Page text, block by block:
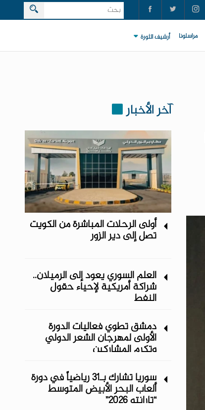
مراسلونا أرشيف الثورة
آخر الأخبار
أولى الرحلات المباشرة من الكويت
تصل إلى دير الزور
العلم السوري يعود إلى الرميلان..
شراكة أمريكية لإحياء حقول
النفط
دمشق تطوي فعاليات الدورة
الأولى لمهرجان الشعر الدولي
وتكرم المشاركين
سوريا تشارك بـ31 رياضياً في دورة
ألعاب البحر الأبيض المتوسط
“تارانتو 2026”